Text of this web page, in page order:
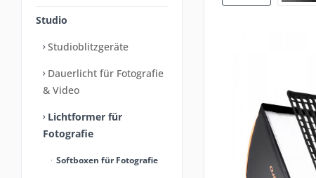
Studio
Studioblitzgeräte
Dauerlicht für Fotografie
& Video
Lichtformer für
Fotografie
Softboxen für Fotografie